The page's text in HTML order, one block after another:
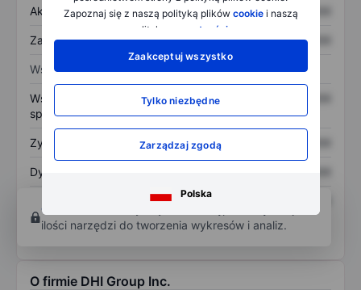
Zapoznaj się z naszą polityką plików cookiei naszą
polityką
prywatności
Zaakceptuj wszystko
Tylko niezbędne
Zarządzaj zgodą
Polska
Aktywa ogółem XXXXXXX XXXXXXX
Zadłużenie ogółem XXXXXXX XXXXXXX
Wskaźniki
Współczynnik cena do
sprzedaży
XXXXXXX
Zysk na akcję XXXXXXX
Dywidenda na akcję
własnego
XXXXXXX
Otwórz konto
ilości narzędzi do tworzenia wykresów i analiz.
O firmie DHI Group Inc.